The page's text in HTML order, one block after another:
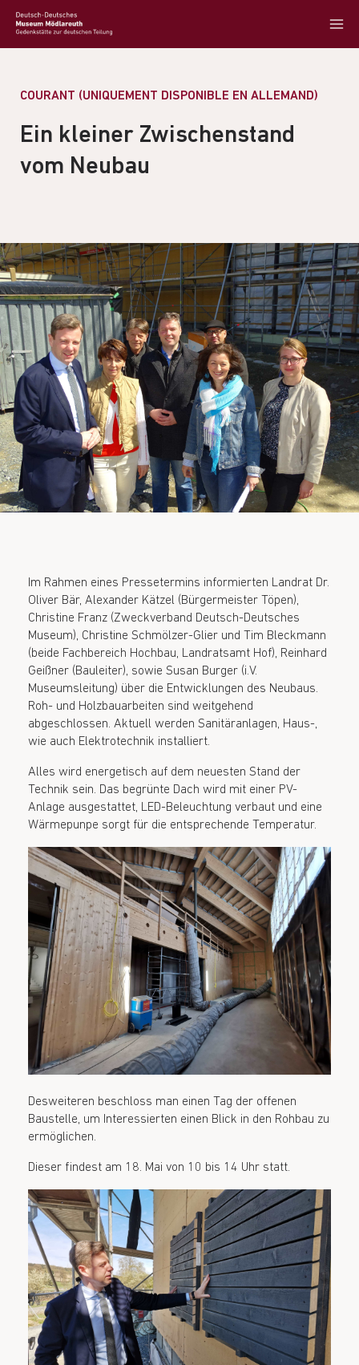
COURANT (UNIQUEMENT DISPONIBLE EN ALLEMAND)
Ein kleiner Zwischenstand
vom Neubau
Im Rahmen eines Pressetermins informierten Landrat Dr.
Oliver Bär, Alexander Kätzel (Bürgermeister Töpen),
Christine Franz (Zweckverband Deutsch-Deutsches
Museum), Christine Schmölzer-Glier und Tim Bleckmann
(beide Fachbereich Hochbau, Landratsamt Hof), Reinhard
Geißner (Bauleiter), sowie Susan Burger (i.V.
Museumsleitung) über die Entwicklungen des Neubaus.
Roh- und Holzbauarbeiten sind weitgehend
abgeschlossen. Aktuell werden Sanitäranlagen, Haus-,
wie auch Elektrotechnik installiert.
Alles wird energetisch auf dem neuesten Stand der
Technik sein. Das begrünte Dach wird mit einer PV-
Anlage ausgestattet, LED-Beleuchtung verbaut und eine
Wärmepunpe sorgt für die entsprechende Temperatur.
Desweiteren beschloss man einen Tag der offenen
Baustelle, um Interessierten einen Blick in den Rohbau zu
ermöglichen.
Dieser findest am 18. Mai von 10 bis 14 Uhr statt.